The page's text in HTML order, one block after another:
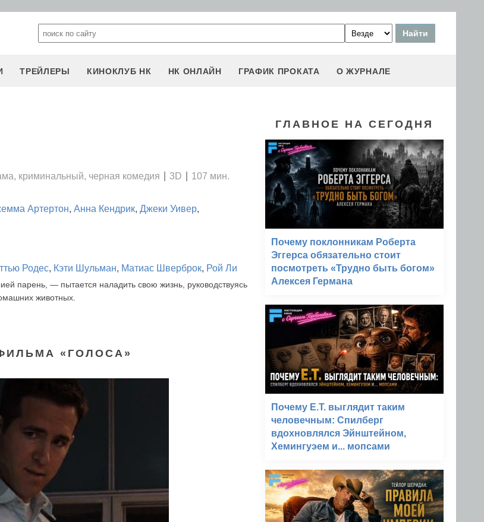
ТРЕЙЛЕРЫ КИНОКЛУБ НК НК ОНЛАЙН ГРАФИК ПРОКАТА О ЖУРНАЛЕ
криминальный, черная комедия 3D
107 мин.
Артертон, Анна Кендрик, Джеки Уивер,
Родес, Кэти Шульман, Матиас Шверброк, Рой Ли
парень, — пытается наладить свою жизнь, руководствуясь
животных.
«ГОЛОСА»
ГЛАВНОЕ НА СЕГОДНЯ
Почему поклонникам Роберта
Эггерса обязательно стоит
посмотреть «Трудно быть богом»
Алексея Германа
Почему E.T. выглядит таким
человечным: Спилберг
вдохновлялся Эйнштейном,
Хемингуэем и... мопсами